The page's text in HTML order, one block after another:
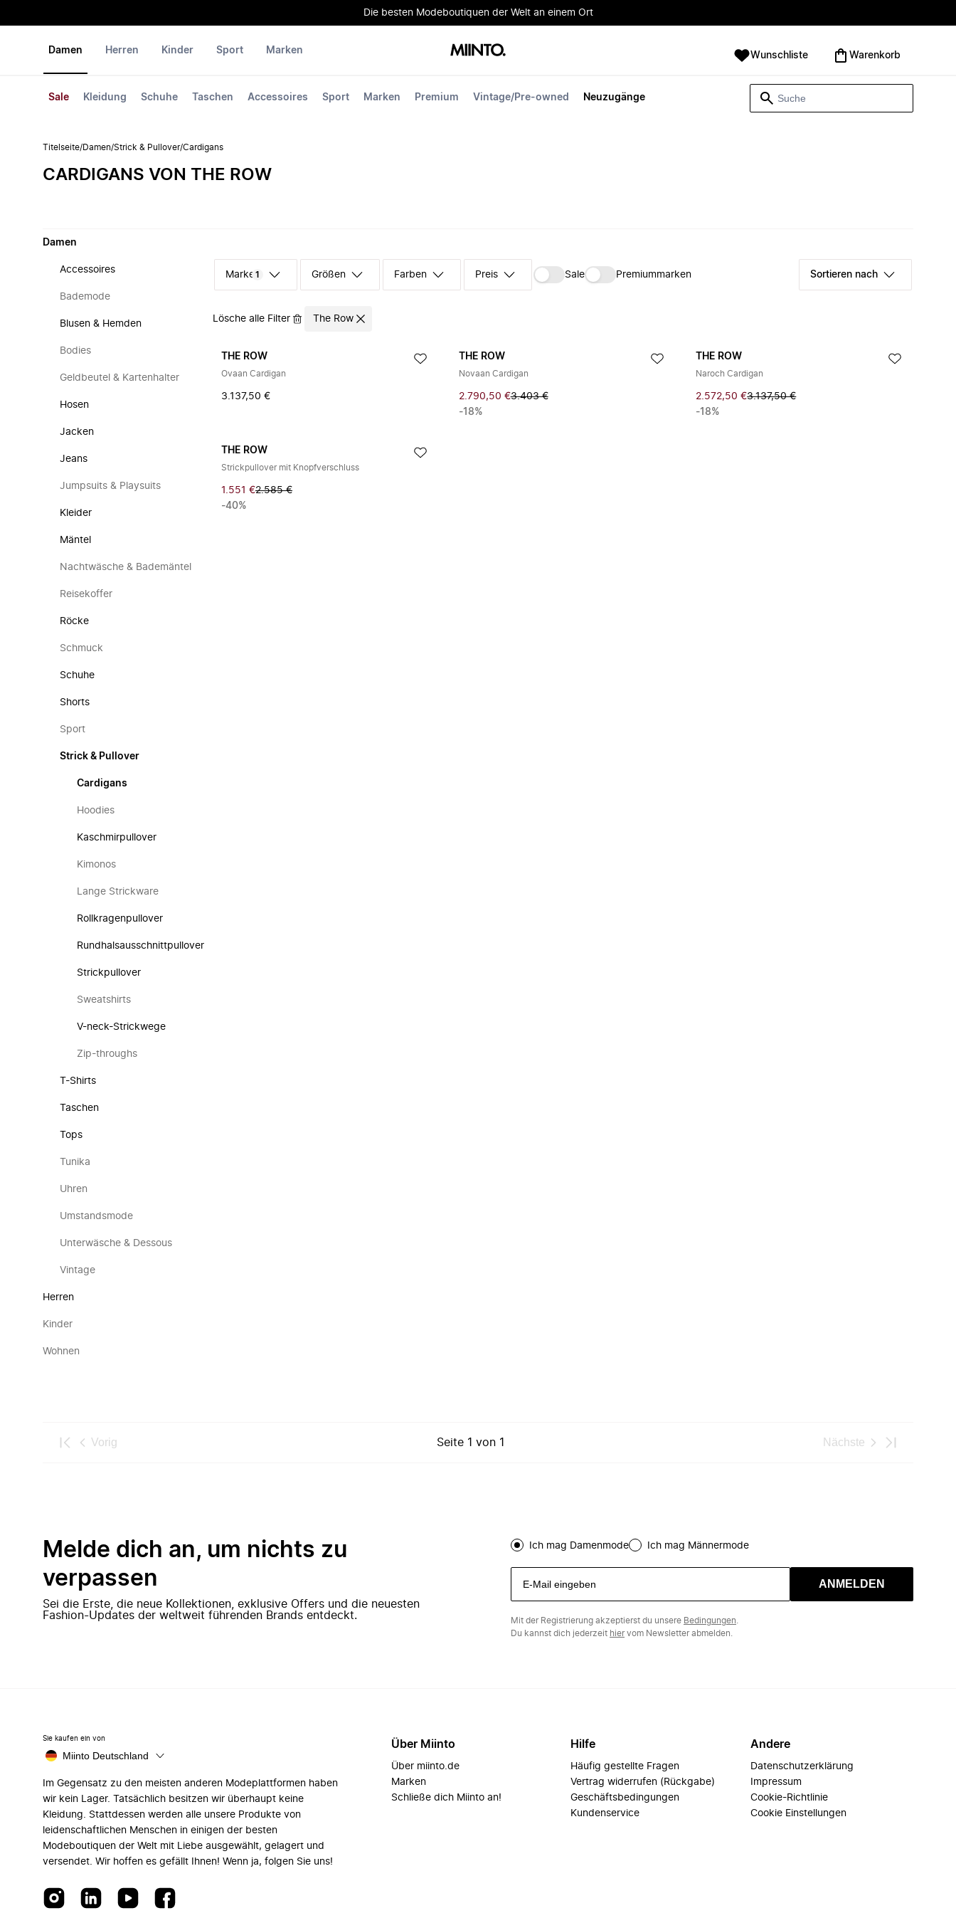
Die besten Modeboutiquen der Welt an einem Ort
Damen
Sale Kleidung Schuhe Taschen Accessoires Sport Marken Premium Vintage/Pre-owned Neuzugänge
Herren Kinder Sport Marken Wunschliste Warenkorb
Titelseite/Damen/Strick & Pullover/Cardigans
CARDIGANS VON THE ROW
Damen
Accessoires
Bademode
Blusen & Hemden
Bodies
Geldbeutel & Kartenhalter
Hosen
Jacken
Jeans
Jumpsuits & Playsuits
Kleider
Mäntel
Nachtwäsche & Bademäntel
Reisekoffer
Röcke
Schmuck
Schuhe
Shorts
Sport
Strick & Pullover
Cardigans
Hoodies
Kaschmirpullover
Kimonos
Lange Strickware
Rollkragenpullover
Rundhalsausschnittpullover
Strickpullover
Sweatshirts
V-neck-Strickwege
Zip-throughs
T-Shirts
Taschen
Tops
Tunika
Uhren
Umstandsmode
Unterwäsche & Dessous
Vintage
Herren
Kinder
Wohnen
Marke 1 Größen Farben Preis Sale Premiummarken Sortieren nach
Lösche alle Filter The Row
THE ROW
Ovaan Cardigan
3.137,50 €
THE ROW
Novaan Cardigan
2.790,50 €3.403 €
-18%
THE ROW
Naroch Cardigan
2.572,50 €3.137,50 €
-18%
THE ROW
Strickpullover mit Knopfverschluss
1.551 €2.585 €
-40%
Vorig Seite 1 von 1 Nächste
Melde dich an, um nichts zu
verpassen
Sei die Erste, die neue Kollektionen, exklusive Offers und die neuesten
Fashion-Updates der weltweit führenden Brands entdeckt.
Ich mag Damenmode Ich mag Männermode
ANMELDEN
Mit der Registrierung akzeptierst du unsere Bedingungen
Du kannst dich jederzeit hiervom Newsletter abmelden.
Sie kaufen ein von
Miinto Deutschland
Im Gegensatz zu den meisten anderen Modeplattformen haben
wir kein Lager. Tatsächlich besitzen wir überhaupt keine
Kleidung. Stattdessen werden alle unsere Produkte von
leidenschaftlichen Menschen in einigen der besten
Modeboutiquen der Welt mit Liebe ausgewählt, gelagert und
versendet. Wir hoffen es gefällt Ihnen! Wenn ja, folgen Sie uns!
Über Miinto
Über miinto.de
Marken
Schließe dich Miinto an!
Hilfe
Häufig gestellte Fragen
Vertrag widerrufen (Rückgabe)
Geschäftsbedingungen
Kundenservice
Andere
Datenschutzerklärung
Impressum
Cookie-Richtlinie
Cookie Einstellungen